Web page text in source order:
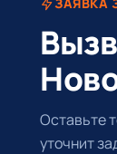
Оставьте
уточнит